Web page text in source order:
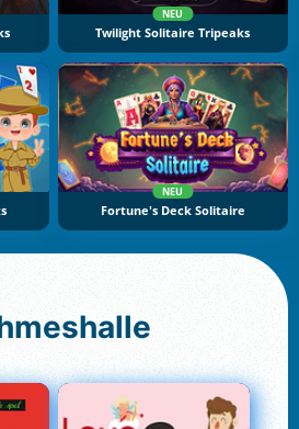
NEU
Twilight Solitaire Tripeaks
NEU
Fortune's Deck Solitaire